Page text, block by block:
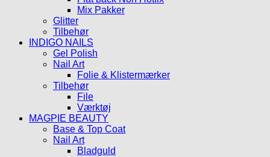
Mix Pakker
Glitter
Tilbehør
INDIGO NAILS
Gel Polish
Nail Art
Folie & Klistermærker
Tilbehør
File
Værktøj
MAGPIE BEAUTY
Base & Top Coat
Nail Art
Bladguld